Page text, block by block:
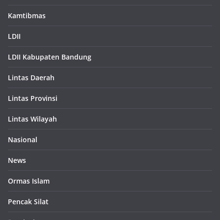
Kamtibmas
LDII
LDII Kabupaten Bandung
Lintas Daerah
Lintas Provinsi
Lintas Wilayah
Nasional
News
Ormas Islam
Pencak Silat